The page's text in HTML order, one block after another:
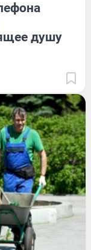
душу